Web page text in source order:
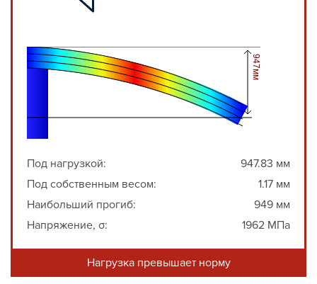
Под нагрузкой:
947.83 мм
Под собственным весом:
1.17 мм
Наибольший прогиб:
949 мм
Напряжение, σ:
1962 МПа
Нагрузка превышает норму